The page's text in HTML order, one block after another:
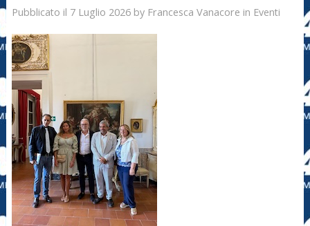
Pubblicato il 7 Luglio 2026by Francesca Vanacore in Eventi